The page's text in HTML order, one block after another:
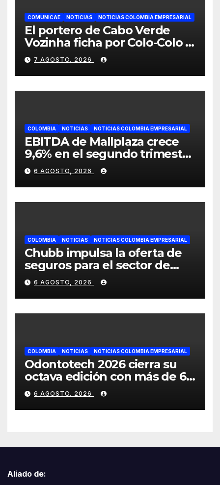
COMUNICAE NOTICIAS NOTICIAS COLOMBIA EMPRESARIAL
El portero de Cabo Verde
Vozinha ficha por Colo-Colo y
JETOUR respalda su nueva
etapa
7 AGOSTO, 2026
COLOMBIA NOTICIAS NOTICIAS COLOMBIA EMPRESARIAL
EBITDA de Mallplaza crece
9,6% en el segundo trimestre
mientras avanza en su plan
de crecimiento en Colombia
6 AGOSTO, 2026
COLOMBIA NOTICIAS NOTICIAS COLOMBIA EMPRESARIAL
Chubb impulsa la oferta de
seguros para el sector de
energías renovables en
América Latina
6 AGOSTO, 2026
COLOMBIA NOTICIAS NOTICIAS COLOMBIA EMPRESARIAL
Odontotech 2026 cierra su
octava edición con más de 6
mil visitantes
6 AGOSTO, 2026
Aliado de: